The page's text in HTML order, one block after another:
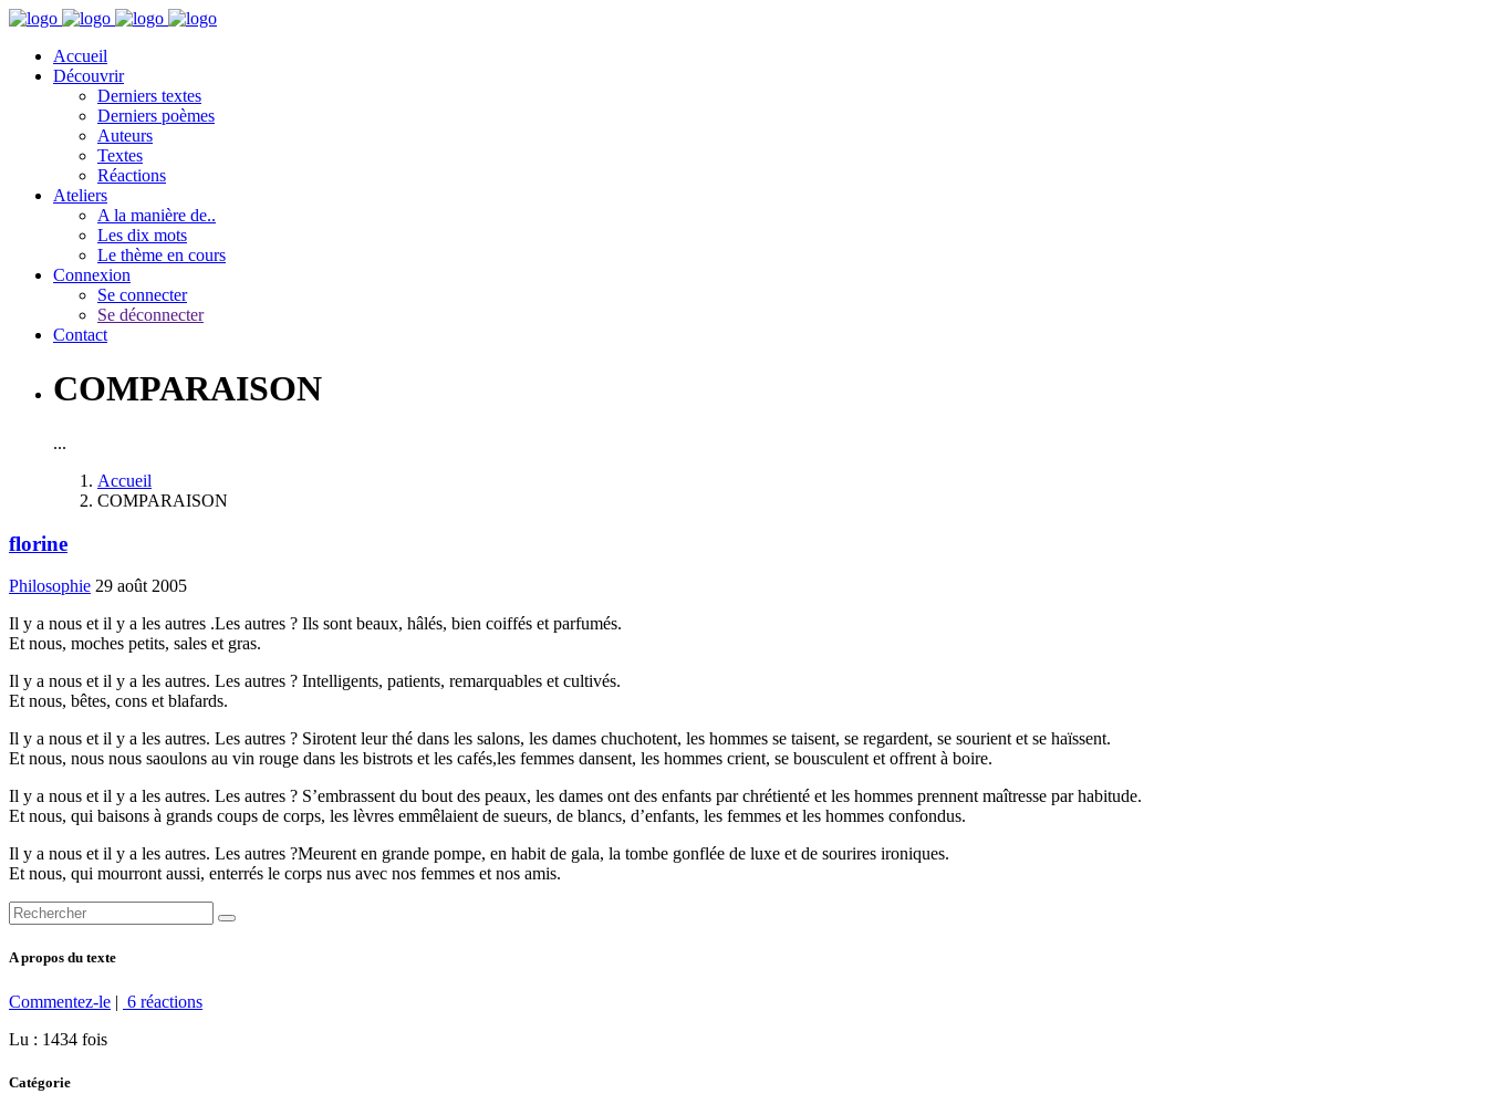
Accueil
Découvrir
Derniers textes
Derniers poèmes
Auteurs
Textes
Réactions
Ateliers
A la manière de..
Les dix mots
Le thème en cours
Connexion
Se connecter
Se déconnecter
Contact
COMPARAISON
...
Accueil
COMPARAISON
florine
Philosophie 29 août 2005
Il y a nous et il y a les autres .Les autres ? Ils sont beaux, hâlés, bien coiffés et parfumés.
Et nous, moches petits, sales et gras.
Il y a nous et il y a les autres. Les autres ? Intelligents, patients, remarquables et cultivés.
Et nous, bêtes, cons et blafards.
Il y a nous et il y a les autres. Les autres ? Sirotent leur thé dans les salons, les dames chuchotent, les hommes se taisent, se regardent, se sourient et se haïssent.
Et nous, nous nous saoulons au vin rouge dans les bistrots et les cafés,les femmes dansent, les hommes crient, se bousculent et offrent à boire.
Il y a nous et il y a les autres. Les autres ? S’embrassent du bout des peaux, les dames ont des enfants par chrétienté et les hommes prennent maîtresse par habitude.
Et nous, qui baisons à grands coups de corps, les lèvres emmêlaient de sueurs, de blancs, d’enfants, les femmes et les hommes confondus.
Il y a nous et il y a les autres. Les autres ?Meurent en grande pompe, en habit de gala, la tombe gonflée de luxe et de sourires ironiques.
Et nous, qui mourront aussi, enterrés le corps nus avec nos femmes et nos amis.
A propos du texte
Commentez-le | 6 réactions
Lu : 1434 fois
Catégorie